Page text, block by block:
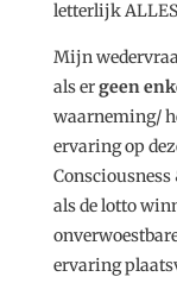
letterlijk
Mijn
als ergeen
waarneming/
ervaring op
als de lotto
ervaring